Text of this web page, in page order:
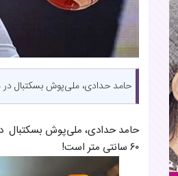
حامد حدادی، ملی‌پوش بسکتبال
حامد حدادی، ملی‌پوش بسکتبال
۶۰ سانتی متر است!